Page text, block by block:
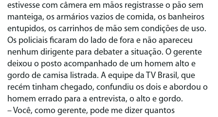
estivesse com câmera em mãos registrasse o pão sem
manteiga, os armários vazios de comida, os banheiros
entupidos, os carrinhos de mão sem condições de uso.
Os policiais ficaram do lado de fora e não apareceu
nenhum dirigente para debater a situação. O gerente
deixou o posto acompanhado de um homem alto e
gordo de camisa listrada. A equipe da TV Brasil, que
recém tinham chegado, confundiu os dois e abordou o
homem errado para a entrevista, o alto e gordo.
– Você, como gerente, pode me dizer quantos